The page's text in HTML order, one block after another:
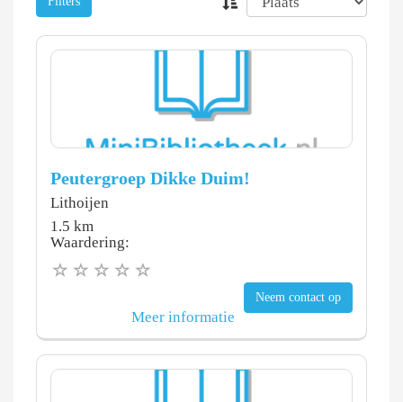
Peutergroep Dikke Duim!
Lithoijen
1.5 km
Waardering:
Neem contact op
Meer informatie